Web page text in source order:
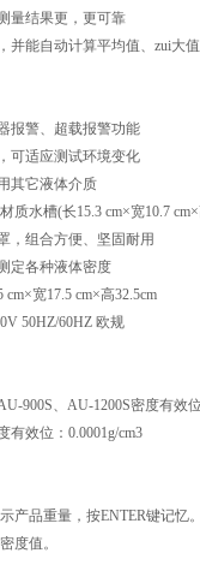
量结果更，更可靠
并能自动计算平均值、zui大
报警、超载报警功能
可适应测试环境变化
其它液体介质
质水槽(长15.3 cm×宽10.7
，组合方便、坚固耐用
定各种液体密度
宽17.5 cm×高32.5cm
50HZ/60HZ 欧规
900S、AU-1200S密度有效
有效位：0.0001g/cm3
品重量，按ENTER键记忆。
度值。